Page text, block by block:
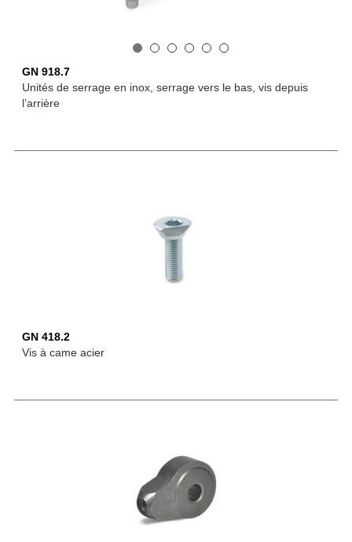
GN 918.7
Unités de serrage en inox, serrage vers le bas, vis depuis
l’arrière
GN 418.2
Vis à came acier